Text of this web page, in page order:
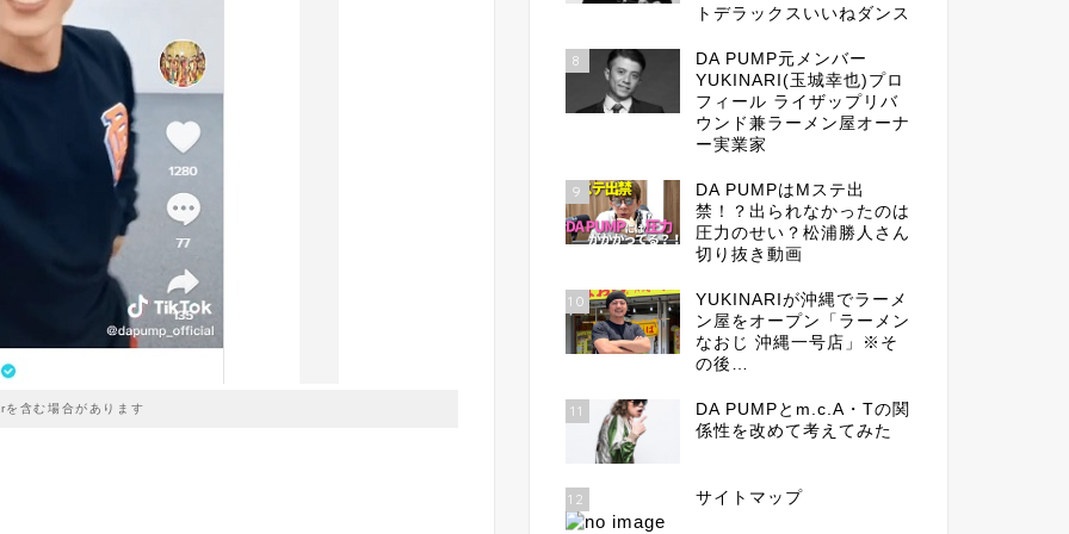
を含む場合があります
トデラックスいいねダンス
8
DA PUMP元メンバー
YUKINARI(玉城幸也)プロ
フィール ライザップリバ
ウンド兼ラーメン屋オーナ
ー実業家
9
DA PUMPはMステ出
禁！？出られなかったのは
圧力のせい？松浦勝人さん
切り抜き動画
10
YUKINARIが沖縄でラーメ
ン屋をオープン「ラーメン
なおじ 沖縄一号店」※そ
の後…
11
DA PUMPとm.c.A・Tの関
係性を改めて考えてみた
12 サイトマップ